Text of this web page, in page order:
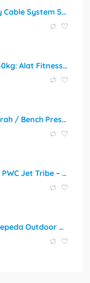
Wannafit Pulley Cable System Set | Katrol Fitness Gym Mesin Machine Trisep Triceps Bisep Biceps Pull Down | Alat Olahraga Rumah
Power Twister 30kg: Alat Fitness Portable Pembentuk Otot Profesional
Bench Press Murah / Bench Press Alat Fitness / Bench Press Multifungsi
Sarung Tangan PWC Jet Tribe – Pilihan Terbaik untuk Jetski
Kacamata Bersepeda Outdoor All-in-one Untuk Wanita Dan Pria, Kacamata Sepeda Anti Angin Dan Pasir Sunglass Lensa Pelindung Sinar UV Warna-warni